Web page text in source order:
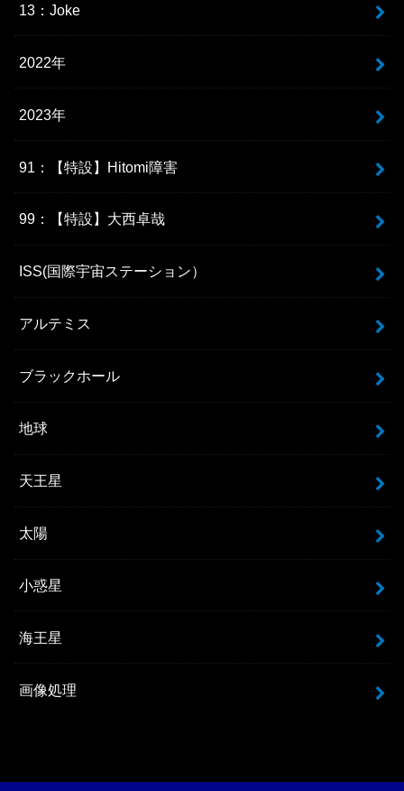
13：Joke
2022年
2023年
91：【特設】Hitomi障害
99：【特設】大西卓哉
ISS(国際宇宙ステーション）
アルテミス
ブラックホール
地球
天王星
太陽
小惑星
海王星
画像処理